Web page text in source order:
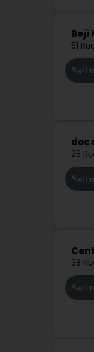
Beji
51
doc
28
38